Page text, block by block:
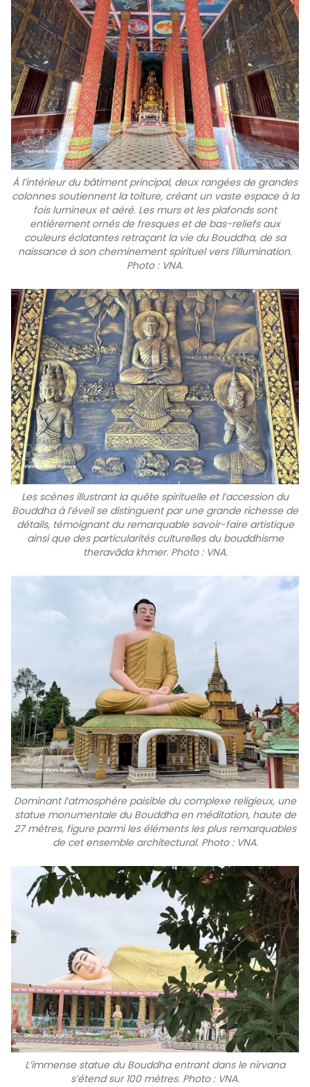
À l’intérieur du bâtiment principal, deux rangées de grandes
colonnes soutiennent la toiture, créant un vaste espace à la
fois lumineux et aéré. Les murs et les plafonds sont
entièrement ornés de fresques et de bas-reliefs aux
couleurs éclatantes retraçant la vie du Bouddha, de sa
naissance à son cheminement spirituel vers l’illumination.
Photo : VNA.
Les scènes illustrant la quête spirituelle et l’accession du
Bouddha à l’éveil se distinguent par une grande richesse de
détails, témoignant du remarquable savoir-faire artistique
ainsi que des particularités culturelles du bouddhisme
theravāda khmer. Photo : VNA.
Dominant l’atmosphère paisible du complexe religieux, une
statue monumentale du Bouddha en méditation, haute de
27 mètres, figure parmi les éléments les plus remarquables
de cet ensemble architectural. Photo : VNA.
L’immense statue du Bouddha entrant dans le nirvana
s’étend sur 100 mètres. Photo : VNA.